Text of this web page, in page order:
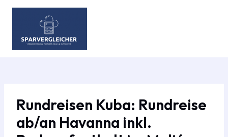
Zum
Rundreisen Kuba: Rundreise
ab/an Havanna inkl.